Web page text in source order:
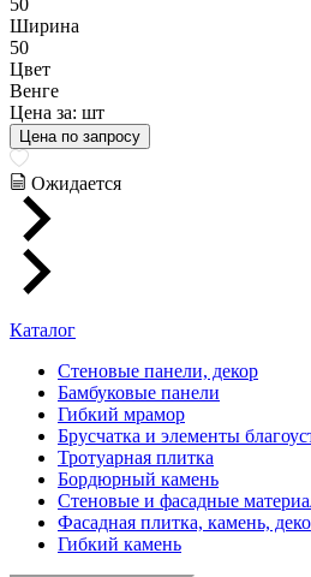
Ширина
50
Цвет
Венге
Цена за: шт
Цена по запросу
Ожидается
Каталог
Стеновые панели, декор
Бамбуковые панели
Гибкий мрамор
Брусчатка и элементы
Тротуарная плитка
Бордюрный камень
Стеновые и фасадные
Фасадная плитка, камень,
Гибкий камень